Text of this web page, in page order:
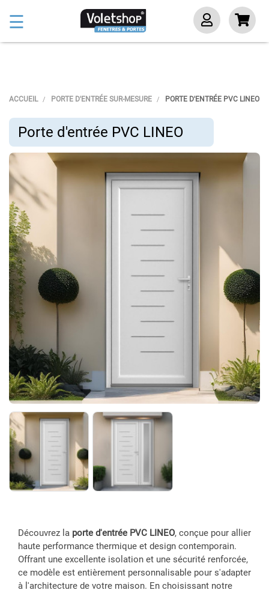
Basculer
la
☰
ACCUEIL PORTE D'ENTRÉE SUR-MESURE PORTE D'ENTRÉE PVC LINEO
Porte d'entrée PVC LINEO
Découvrez la porte d'entrée PVC LINEO, conçue pour allier
haute performance thermique et design contemporain.
Offrant une excellente isolation et une sécurité renforcée,
ce modèle est entièrement personnalisable pour s'adapter
à l'architecture de votre maison. En choisissant notre